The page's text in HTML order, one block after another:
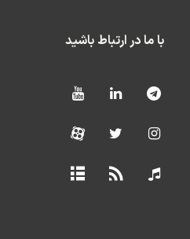
با ما در ارتباط باشید